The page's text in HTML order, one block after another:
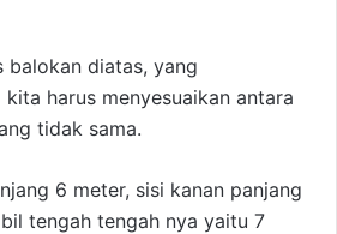
balokan diatas, yang
harus menyesuaikan antara
tidak sama.
6 meter, sisi kanan panjang
tengah tengah nya yaitu 7